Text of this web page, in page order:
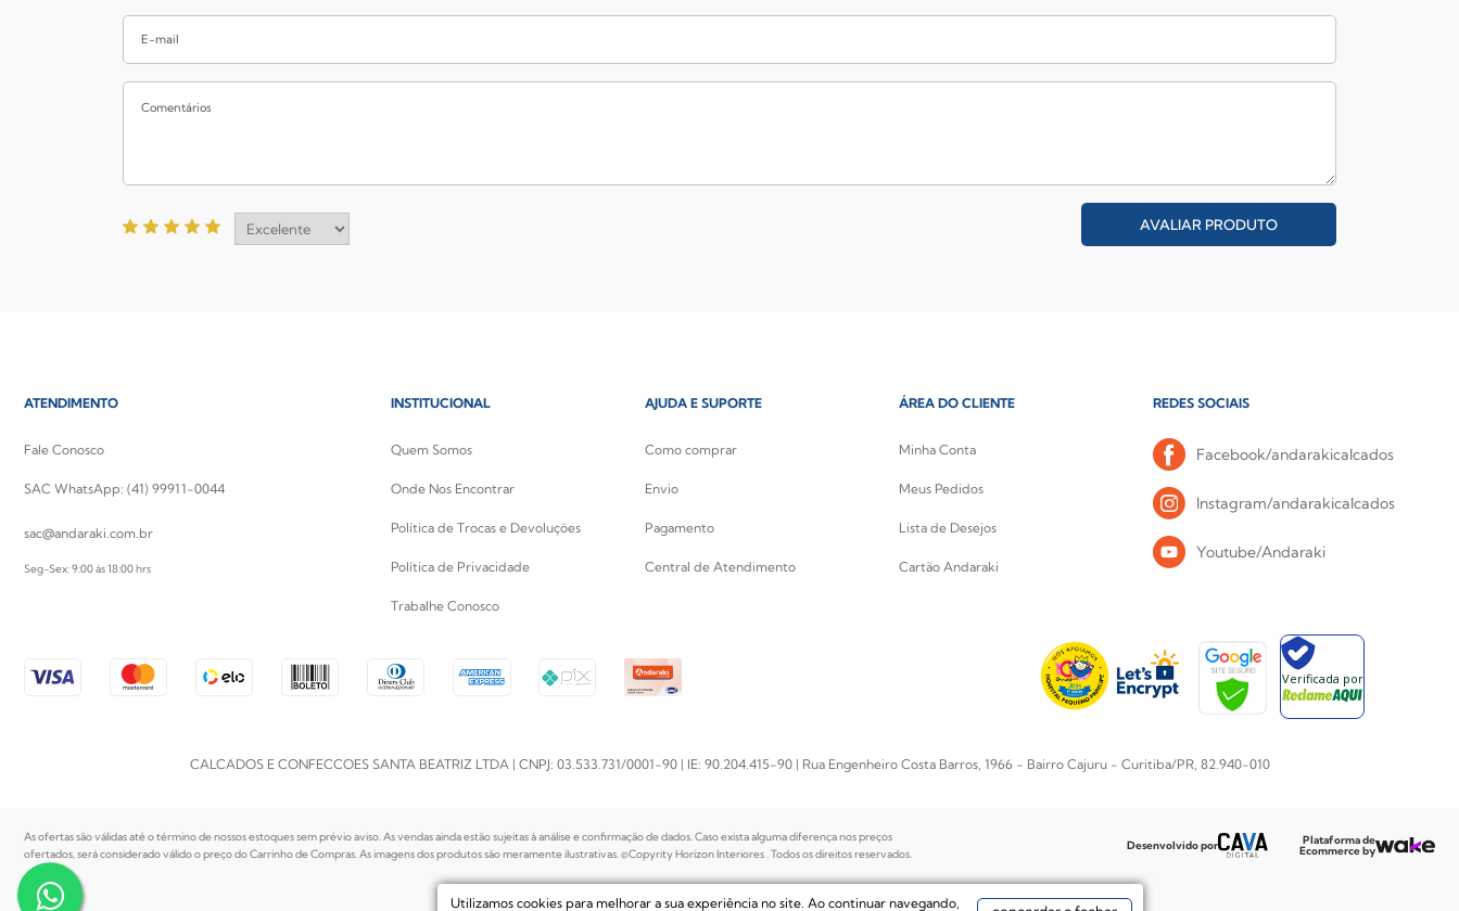
AVALIAR PRODUTO
ATENDIMENTO
Fale Conosco
SAC WhatsApp: (41) 99911-0044
sac@andaraki.com.br
Seg-Sex: 9:00 às 18:00 hrs
INSTITUCIONAL
Quem Somos
Onde Nos Encontrar
Política de Trocas e Devoluções
Política de Privacidade
Trabalhe Conosco
AJUDA E SUPORTE
Como comprar
Envio
Pagamento
Central de Atendimento
ÁREA DO CLIENTE
Minha Conta
Meus Pedidos
Lista de Desejos
Cartão Andaraki
REDES SOCIAIS
Facebook/andarakicalcados
Instagram/andarakicalcados
Youtube/Andaraki
Verificada por
CALCADOS E CONFECCOES SANTA BEATRIZ LTDA | CNPJ: 03.533.731/0001-90 | IE: 90.204.415-90 | Rua Engenheiro Costa Barros, 1966 - Bairro Cajuru - Curitiba/PR, 82.940-010
As ofertas são válidas até o término de nossos estoques sem prévio aviso. As vendas ainda estão sujeitas à análise e confirmação de dados. Caso exista alguma diferença nos preços
ofertados, será considerado válido o preço do Carrinho de Compras. As imagens dos produtos são meramente ilustrativas. ©Copyrity Horizon Interiores . Todos os direitos reservados.
Desenvolvido por Plataforma de
Ecommerce by
Utilizamos cookies para melhorar a sua experiência no site. Ao continuar navegando,